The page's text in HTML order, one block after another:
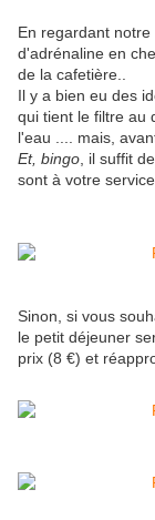
En regardant
d'adrénaline en
de la cafetière..
Il y a bien eu des
qui tient le filtre au
l'eau .... mais,
Et, bingo , il suffit
sont à votre
Sinon, si vous
le petit déjeuner
prix (8 €) et